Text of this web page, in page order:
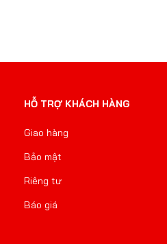
HỖ TRỢ KHÁCH HÀNG
Giao hàng
Bảo mật
Riêng tư
Báo giá